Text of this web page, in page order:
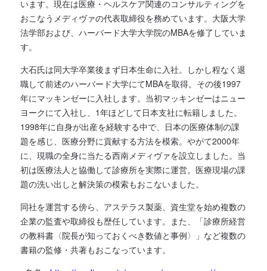
います。現在は医療・ヘルスケア関連のコンサルティングを
おこなうメディヴァの代表取締役を務めています。大阪大学
法学部および、ハーバード大学大学院のMBAを修了していま
す。
大石氏は同大学卒業後まず日本生命に入社。しかし程なく退
職して前述のハーバード大学にてMBAを取得。その後1997
年にマッキンゼーに入社します。当初マッキンゼーはニュー
ヨークにて入社し、1年ほどして日本支社に転籍しました。
1998年に自身が出産を経験する中で、日本の医療体制の課
題を感じ、医療分野に貢献する方法を模索。やがて2000年
に、現職の全身に当たる西南メディヴァを設立しました。当
初は医療法人と協働して診療所を実際に運営。医療現場の課
題の洗い出しと解決策の模索もおこないました。
同社を運営する傍ら、アステラス製薬、資生堂を始め複数の
企業の監査や取締役も歴任しています。また、「診療所経営
の教科書〈院長が知っておくべき数値と事例〉」など複数の
書籍の監修・共著もおこなっています。